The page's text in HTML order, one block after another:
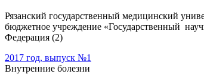
Рязанский государственный медицинский
бюджетное учреждение «Государственный
Федерация (2)
2017 год, выпуск №1
Внутренние болезни